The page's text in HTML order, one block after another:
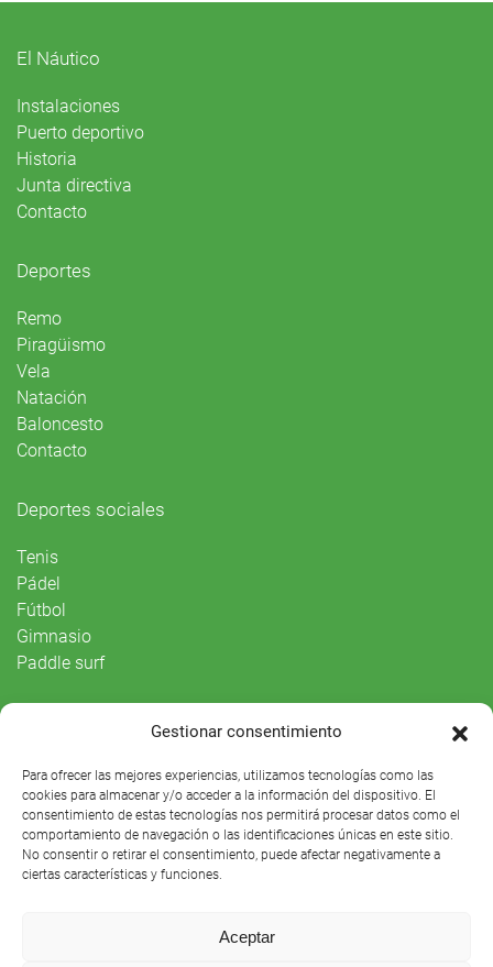
Gestionar consentimiento
Para ofrecer las mejores experiencias, utilizamos tecnologías como las
cookies para almacenar y/o acceder a la información del dispositivo. El
consentimiento de estas tecnologías nos permitirá procesar datos como el
comportamiento de navegación o las identificaciones únicas en este sitio.
No consentir o retirar el consentimiento, puede afectar negativamente a
ciertas características y funciones.
Aceptar
El Náutico
Instalaciones
Puerto deportivo
Historia
Junta directiva
Contacto
Deportes
Remo
Piragüismo
Vela
Natación
Baloncesto
Contacto
Deportes sociales
Tenis
Pádel
Fútbol
Gimnasio
Paddle surf
Agenda